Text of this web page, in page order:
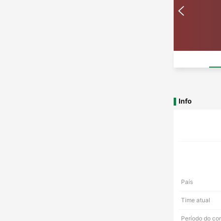
Info
País
Time atual
Período do